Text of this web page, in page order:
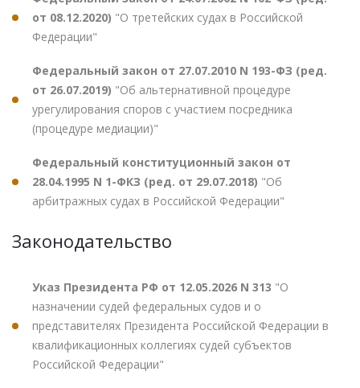
от 08.12.2020) "О третейских судах в Российской
Федерации"
Федеральный закон от 27.07.2010 N 193-ФЗ (ред.
от 26.07.2019) "Об альтернативной процедуре
урегулирования споров с участием посредника
(процедуре медиации)"
Федеральный конституционный закон от
28.04.1995 N 1-ФКЗ (ред. от 29.07.2018) "Об
арбитражных судах в Российской Федерации"
Законодательство
Указ Президента РФ от 12.05.2026 N 313 "О
назначении судей федеральных судов и о
представителях Президента Российской Федерации в
квалификационных коллегиях судей субъектов
Российской Федерации"